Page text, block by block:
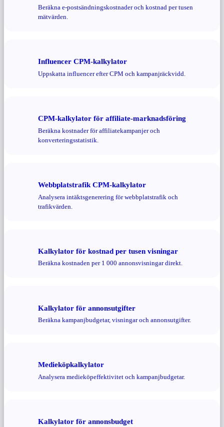
Beräkna e-postsändningskostnader och kostnad per tusen
mätvärden.
Influencer CPM-kalkylator
Uppskatta influencer efter CPM och kampanjräckvidd.
CPM-kalkylator för affiliate-marknadsföring
Beräkna kostnader för affiliatekampanjer och
konverteringsstatistik.
Webbplatstrafik CPM-kalkylator
Analysera intäktsgenerering för webbplatstrafik och
trafikvärden.
Kalkylator för kostnad per tusen visningar
Beräkna kostnaden per 1 000 annonsvisningar direkt.
Kalkylator för annonsutgifter
Beräkna kampanjbudgetar, visningar och annonsutgifter.
Medieköpkalkylator
Analysera medieköpeffektivitet och kampanjbudgetar.
Kalkylator för annonsbudget